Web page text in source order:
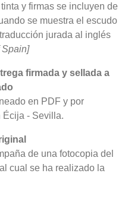
y firmas se incluyen de
se muestra el escudo
jurada al inglés
Spain]
firmada y sellada a
en PDF y por
Écija - Sevilla.
de una fotocopia del
cual se ha realizado la